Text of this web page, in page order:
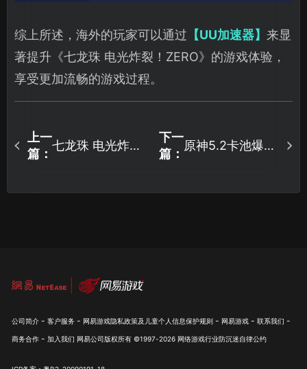
综上所述，海外的玩家可以通过 【UU加速器】 来显
著提升《七龙珠 电光炸裂！ZERO》的游戏体验，
享受更加流畅的游戏过程。
上一
篇：
七龙珠 电光炸
解决联机问题！
下一
篇：
原神5.2卡池爆
登场！
公司简介 - 客户服务 - 网易游戏隐私政策及儿童个人信息保护规则 - 网易游戏 - 联系我们 -
商务合作 - 加入我们 网易公司版权所有 ©1997-2026 网络游戏行业防沉迷自律公约